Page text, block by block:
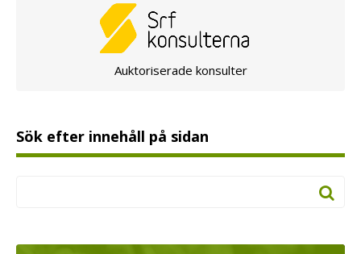
Auktoriserade konsulter
Sök efter innehåll på sidan